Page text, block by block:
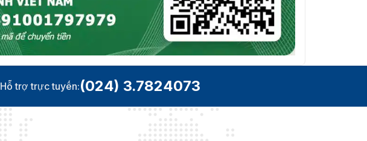
Hỗ trợ trực tuyến:(024) 3.7824073